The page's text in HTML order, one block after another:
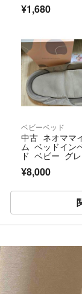
¥1,680
ベビーベッド
中古 ネオママ
ム ベッドイン
ド ベビー グ
¥8,000